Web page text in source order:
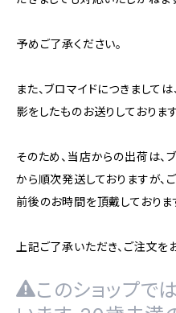
予めご了承ください。
また、ブロマイドにつきまして
影をしたものお送りしております
そのため、当店からの出荷は、
から順次発送しておりますが、
前後のお時間を頂戴しておりま
上記ご了承いただき、ご注文を
このショップで